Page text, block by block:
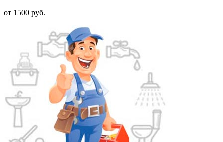
от 1500 руб.